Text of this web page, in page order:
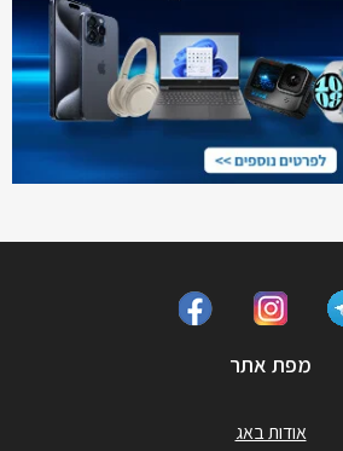
מפת אתר
אודות באג